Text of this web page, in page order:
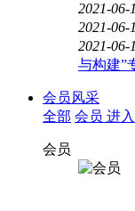
2021-06-
2021-06-
2021-06-
与构建”
会员风采
全部 会员 进入
会员